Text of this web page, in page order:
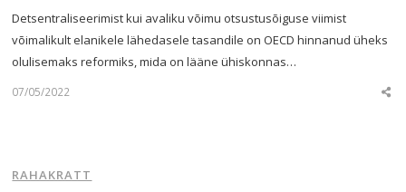
Detsentraliseerimist kui avaliku võimu otsustusõiguse viimist
võimalikult elanikele lähedasele tasandile on OECD hinnanud üheks
olulisemaks reformiks, mida on lääne ühiskonnas…
07/05/2022
RAHAKRATT